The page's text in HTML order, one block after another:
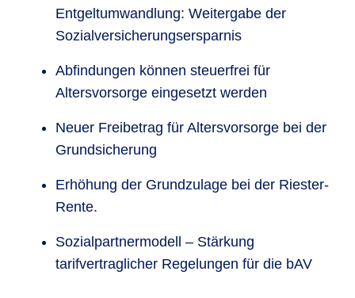
Entgeltumwandlung: Weitergabe der
Sozialversicherungsersparnis
Abfindungen können steuerfrei für
Altersvorsorge eingesetzt werden
Neuer Freibetrag für Altersvorsorge bei der
Grundsicherung
Erhöhung der Grundzulage bei der Riester-
Rente.
Sozialpartnermodell – Stärkung
tarifvertraglicher Regelungen für die bAV